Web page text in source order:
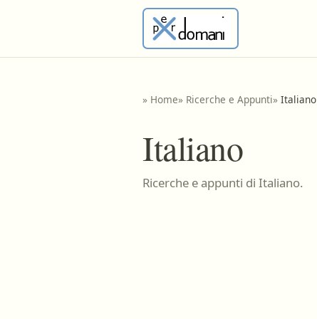
» Home» Ricerche e Appunti» Italiano
Italiano
Ricerche e appunti di Italiano.